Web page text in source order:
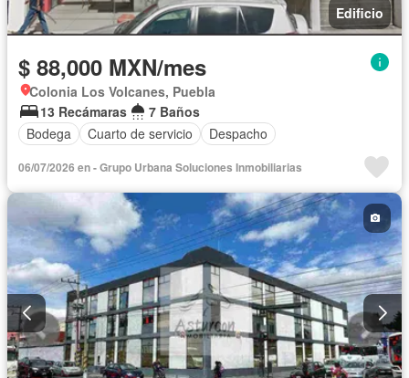
Edificio
$ 88,000 MXN/mes
Colonia Los Volcanes, Puebla
13 Recámaras
7 Baños
Bodega
Cuarto de servicio Despacho
06/07/2026 en - Grupo Urbana Soluciones Inmobiliarias